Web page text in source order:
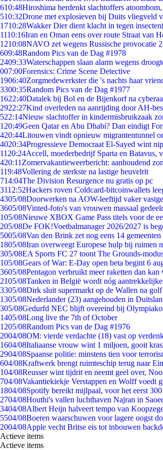
610:48Hiroshima herdenkt slachtoffers
510:32Drone met explosieven bij Duits vliegveld
1710:28Wakker Dier dient klacht in tegen
1110:16Iran en Oman eens over route Straat van
1210:08NAVO zet wegens Russische provocatie
609:48Random Pics van de Dag #1978
2409:33Waterschappen slaan alarm wegens
007:00Forensics: Crime Scene Detective
1906:40Zorgmedewerkster die 's nachts haar
3300:35Random Pics van de Dag #1977
1622:40Datalek bij Bol en de Bijenkorf na
2922:27Kind overleden na aanrijding door AH-
522:14Nieuw slachtoffer in kindermisbruikzaak
1 20:49Geen Qatar en Abu Dhabi? Dan eindigt
420:44Litouwen vindt opnieuw migrantentunnel
4020:34Progressieve Democraat El-Sayed wint
11 20:24Accell, moederbedrijf Sparta en Batavus,
420:11 Zomervakantieweerbericht: aanhoudend
119:48Vollering de sterkste na lastige heuvelrit
714:04The Division Resurgence nu gratis op pc
3112:52Hackers roven Coldcard-bitcoinwallets
4305/08Doorwerken na AOW-leeftijd vaker
3605/08Vinted-foto's van vrouwen massaal
105/08Nieuwe XBOX Game Pass titels voor de
205/08De FOK!Voetbalmanager 2026/2027 is
5005/08Van den Brink zet nog eens 14
1805/08Iran overweegt Europese hulp bij ruimen
305/08EA Sports FC 27 toont The Grounds-
105/08Gears of War: E-Day open beta begint 6
3605/08Pentagon verbruikt meer raketten dan
2105/08Tanken in België wordt nóg
3305/08Dirk sluit supermarkt op de Wallen na golf
1305/08Nederlander (23) aangehouden in
305/08Gedurfd NEC blijft overeind bij
1405/08Long live the 7th of October
1205/08Random Pics van de Dag #1976
2004/08OM: vierde verdachte (18) vast op
1604/08Italiaanse vrouw wint 1 miljoen, gooit
2904/08Spaanse politie: minstens tien voor
604/08Kraftwerk brengt ruimteschip terug naar
104/08Reusser wint tijdrit en neemt geel over,
704/08Vakantiekiekje Verstappen en Wolff voedt
1804/08Spotify bereikt mijlpaal, voor het eerst
2704/08Houthi's vallen luchthaven Najran in
3404/08Albert Heijn halveert tempo van
5504/08Boeren waarschuwen voor lagere oogst
2004/08Apple vecht Britse eis tot inbouwen
Actieve items
Actieve items